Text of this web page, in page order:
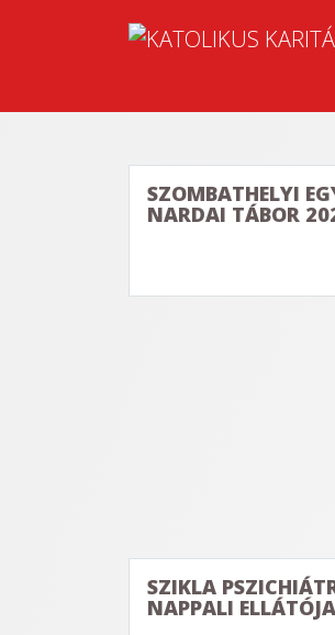
SZOMBATHELYI
NARDAI TÁBOR
SZIKLA
NAPPALI ELLÁTÓJA